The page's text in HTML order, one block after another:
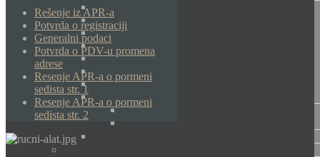
Rešenje iz APR-a
Potvrda o registraciji
Generalni podaci
Potvrda o PDV-u promena
adrese
Resenje APR-a o pormeni
sedista str. 1
Resenje APR-a o pormeni
sedista str. 2